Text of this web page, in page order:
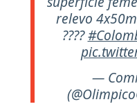
relevo
????
—